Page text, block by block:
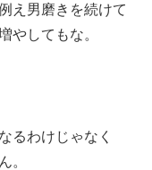
え男磨きを続けて
やしてもな。
るわけじゃなく
。